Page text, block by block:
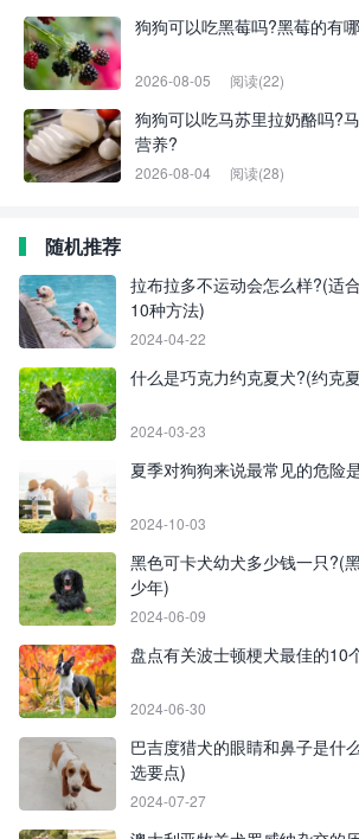
狗狗可以吃黑莓吗?黑莓的有
2026-08-05 阅读(22)
狗狗可以吃马苏里拉奶酪吗?
营养?
2026-08-04 阅读(28)
随机推荐
拉布拉多不运动会怎么样?(适
10种方法)
2024-04-22
什么是巧克力约克夏犬?(约克
2024-03-23
夏季对狗狗来说最常见的危险
2024-10-03
黑色可卡犬幼犬多少钱一只?(
少年)
2024-06-09
盘点有关波士顿梗犬最佳的10
2024-06-30
巴吉度猎犬的眼睛和鼻子是什
选要点)
2024-07-27